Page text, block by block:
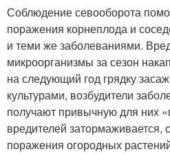
Соблюдение севооборота
поражения корнеплода и
и теми же заболеваниями.
микроорганизмы за сезон
на следующий год грядку
культурами, возбудители
получают привычную для них
вредителей затормаживается,
поражения огородных